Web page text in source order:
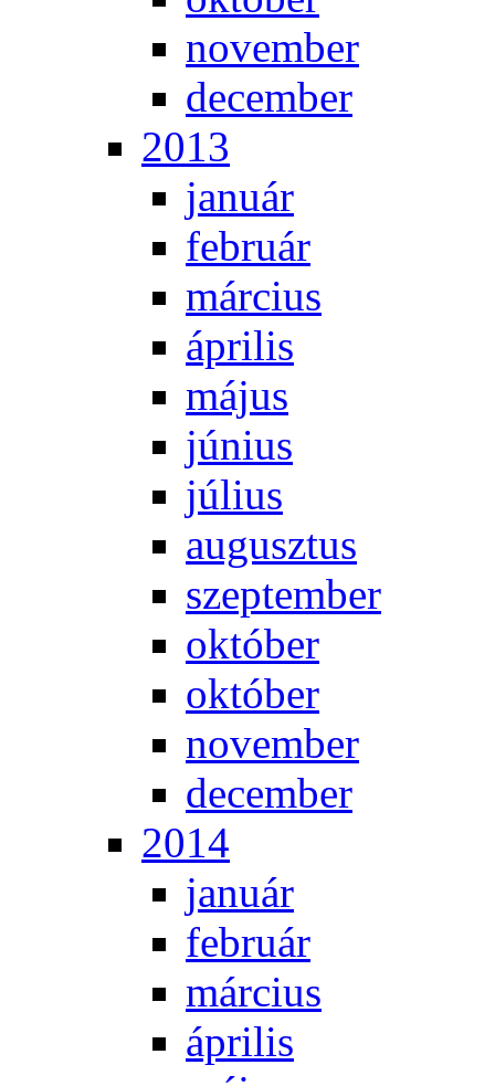
no­vem­ber
de­cem­ber
2013
ja­nu­ár
feb­ru­ár
már­ci­us
áp­ri­lis
má­jus
jú­ni­us
jú­li­us
au­gusz­tus
szep­tem­ber
ok­tó­ber
ok­tó­ber
no­vem­ber
de­cem­ber
2014
ja­nu­ár
feb­ru­ár
már­ci­us
áp­ri­lis